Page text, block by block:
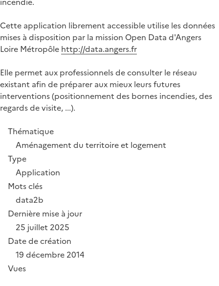
Cette application librement accessible utilise les données
mises à disposition par la mission Open Data d'Angers
Loire Métropôle http://data.angers.fr
Elle permet aux professionnels de consulter le réseau
existant afin de préparer aux mieux leurs futures
interventions (positionnement des bornes incendies, des
regards de visite, ...).
Thématique
Aménagement du territoire et logement
Type
Application
Mots clés
data2b
Dernière mise à jour
25 juillet 2025
Date de création
19 décembre 2014
Vues